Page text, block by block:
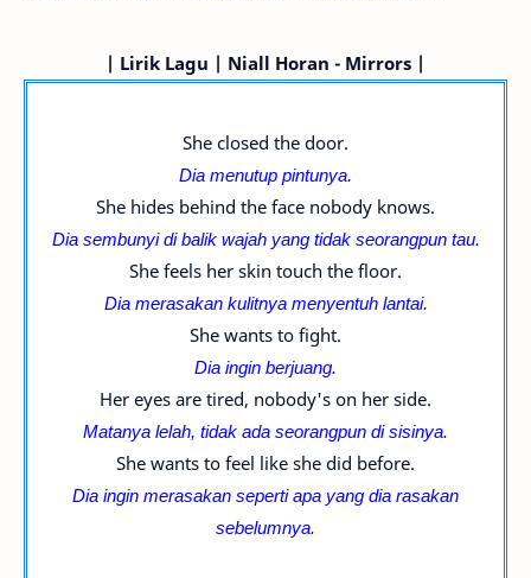
| Lirik Lagu | Niall Horan - Mirrors |
She closed the door.
Dia menutup pintunya.
She hides behind the face nobody knows.
Dia sembunyi di balik wajah yang tidak seorangpun tau.
She feels her skin touch the floor.
Dia merasakan kulitnya menyentuh lantai.
She wants to fight.
Dia ingin berjuang.
Her eyes are tired, nobody's on her side.
Matanya lelah, tidak ada seorangpun di sisinya.
She wants to feel like she did before.
Dia ingin merasakan seperti apa yang dia rasakan
sebelumnya.